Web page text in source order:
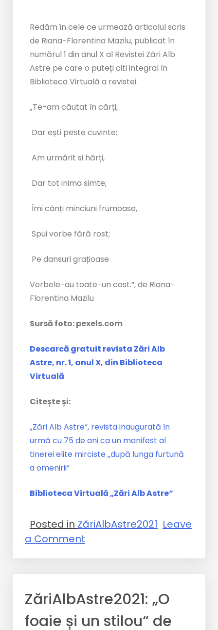
Redăm în cele ce urmează articolul scris
de Riana-Florentina Mazilu, publicat în
numărul 1 din anul X al Revistei Zări Alb
Astre pe care o puteți citi integral în
Biblioteca Virtuală a revistei.
„Te-am căutat în cărți,
Dar ești peste cuvinte;
Am urmărit si hărți,
Dar tot inima simte;
Îmi cânți minciuni frumoase,
Spui vorbe fără rost;
Pe dansuri grațioase
Vorbele-au toate-un cost.“, de Riana-
Florentina Mazilu
Sursă foto: pexels.com
Descarcă gratuit revista Zări Alb
Astre, nr. 1, anul X, din Biblioteca
Virtuală
Citește și:
„Zări Alb Astre“, revista inaugurată în
urmă cu 75 de ani ca un manifest al
tinerei elite mirciste „după lunga furtună
a omenirii“
Biblioteca Virtuală „Zări Alb Astre“
Posted in ZăriAlbAstre2021 Leave
a Comment
ZăriAlbAstre2021: „O
foaie și un stilou“ de